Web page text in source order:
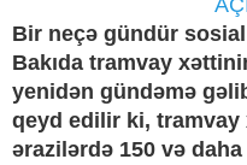
Bir neçə gündür
Bakıda tramvay
yenidən gündəmə
qeyd edilir ki,
ərazilərdə 150 və